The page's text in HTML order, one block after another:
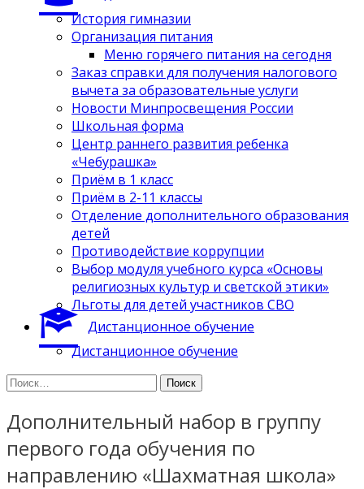
История гимназии
Организация питания
Меню горячего питания на сегодня
Заказ справки для получения налогового
вычета за образовательные услуги
Новости Минпросвещения России
Школьная форма
Центр раннего развития ребенка
«Чебурашка»
Приём в 1 класс
Приём в 2-11 классы
Отделение дополнительного образования
детей
Противодействие коррупции
Выбор модуля учебного курса «Основы
религиозных культур и светской этики»
Льготы для детей участников СВО
Дистанционное обучение
Дистанционное обучение
Найти:
Дополнительный набор в группу
первого года обучения по
направлению «Шахматная школа»